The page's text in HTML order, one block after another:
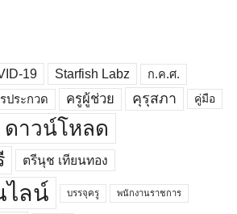
19 Starfish Labz ก.ค.ศ.
ประกวด ครูผู้ช่วย คุรุสภา คู่มือ
ดาวน์โหลด
ตรีนุช เทียนทอง
ไลน์ บรรจุครู พนักงานราชการ